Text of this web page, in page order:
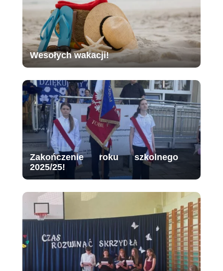
Wesołych wakacji!
Zakończenie roku szkolnego
2025/25!